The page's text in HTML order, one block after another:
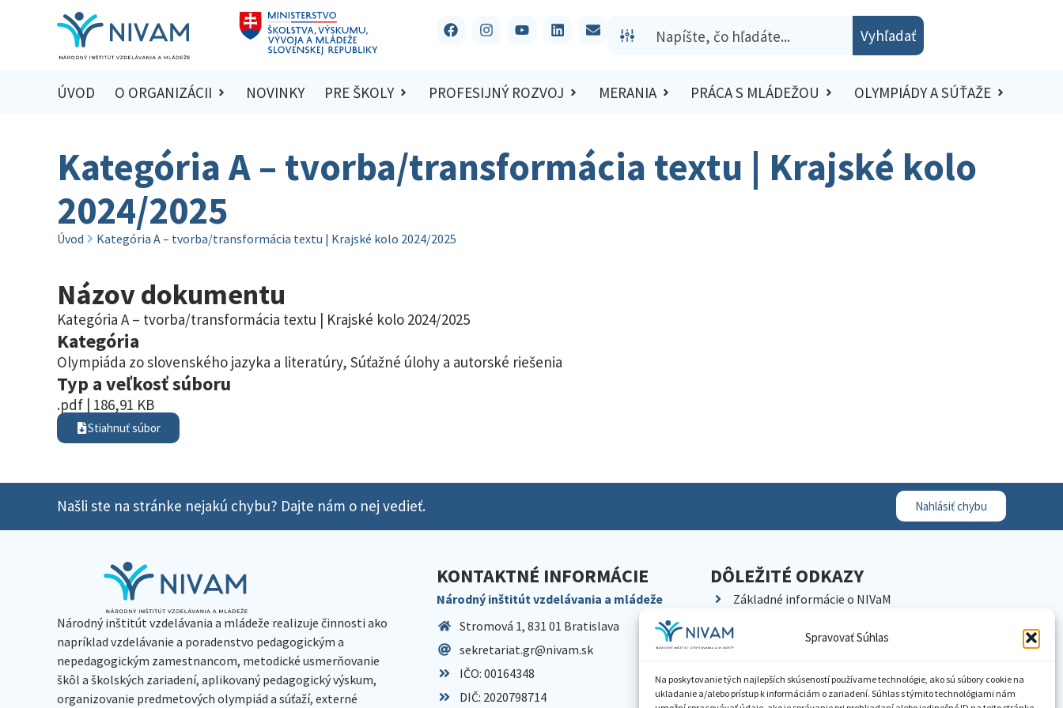
Spravovať Súhlas
Na poskytovanie tých najlepších skúseností používame technológie, ako sú súbory cookie na
ukladanie a/alebo prístup k informáciám o zariadení. Súhlas s týmito technológiami nám
Vyhľadať
ÚVOD O ORGANIZÁCII NOVINKY PRE ŠKOLY PROFESIJNÝ ROZVOJ MERANIA PRÁCA S MLÁDEŽOU OLYMPIÁDY A SÚŤAŽE
Kategória A – tvorba/transformácia textu | Krajské kolo
2024/2025
Úvod Kategória A – tvorba/transformácia textu | Krajské kolo 2024/2025
Názov dokumentu
Kategória A – tvorba/transformácia textu | Krajské kolo 2024/2025
Kategória
Olympiáda zo slovenského jazyka a literatúry, Súťažné úlohy a autorské riešenia
Typ a veľkosť súboru
.pdf | 186,91 KB
Stiahnuť súbor
Našli ste na stránke nejakú chybu? Dajte nám o nej vedieť. Nahlásiť chybu
Národný inštitút vzdelávania a mládeže realizuje činnosti ako
napríklad vzdelávanie a poradenstvo pedagogickým a
nepedagogickým zamestnancom, metodické usmerňovanie
škôl a školských zariadení, aplikovaný pedagogický výskum,
organizovanie predmetových olympiád a súťaží, externé
KONTAKTNÉ INFORMÁCIE
Národný inštitút vzdelávania a mládeže
Stromová 1, 831 01 Bratislava
sekretariat.gr@nivam.sk
IČO: 00164348
DIČ: 2020798714
DÔLEŽITÉ ODKAZY
Základné informácie o NIVaM
Kariéra
Pracoviská NIVaM